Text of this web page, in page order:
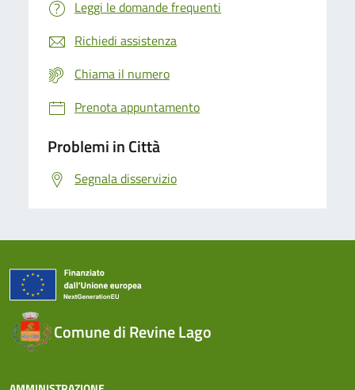
Leggi le domande frequenti
Richiedi assistenza
Chiama il numero
Prenota appuntamento
Problemi in Città
Segnala disservizio
Comune di Revine Lago